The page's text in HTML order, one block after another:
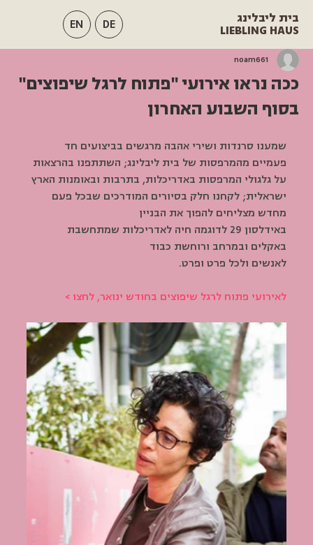
בית ליבלינג
LIEBLING HAUS
EN DE
ככה נראו אירועי "פתוח לרגל שיפוצים"
בסוף השבוע האחרון
noam661
שמענו סרנדות ושירי אהבה מרגשים בביצועים חד
פעמיים מהמרפסות של בית ליבלינג; השתתפנו בהרצאות
על גלגולי המרפסות באדריכלות, בתרבות ובאומנות הארץ
ישראלית; לקחנו חלק בסיורים המודרכים שבכל פעם
מחדש מצליחים להפוך את הבניין
באידלסון 29 לדוגמה חיה לאדריכלות שמתחשבת
באקלים ובמרחב ורוחשת כבוד
לאנשים ולכל פרט ופרט.
לאירועי פתוח לרגל שיפוצים בחודש ינואר, לחצו >